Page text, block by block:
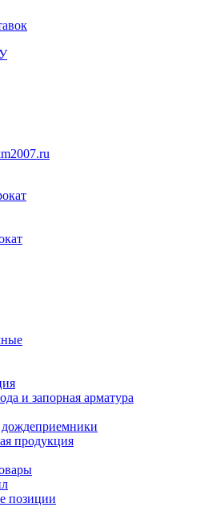
и запорная арматура
продукция
позиции